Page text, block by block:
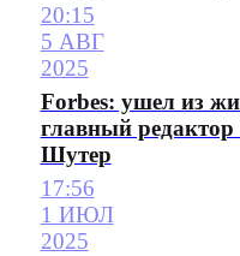
20:15
5 АВГ
2025
Forbes: ушел из
главный
Шутер
17:56
1 ИЮЛ
2025